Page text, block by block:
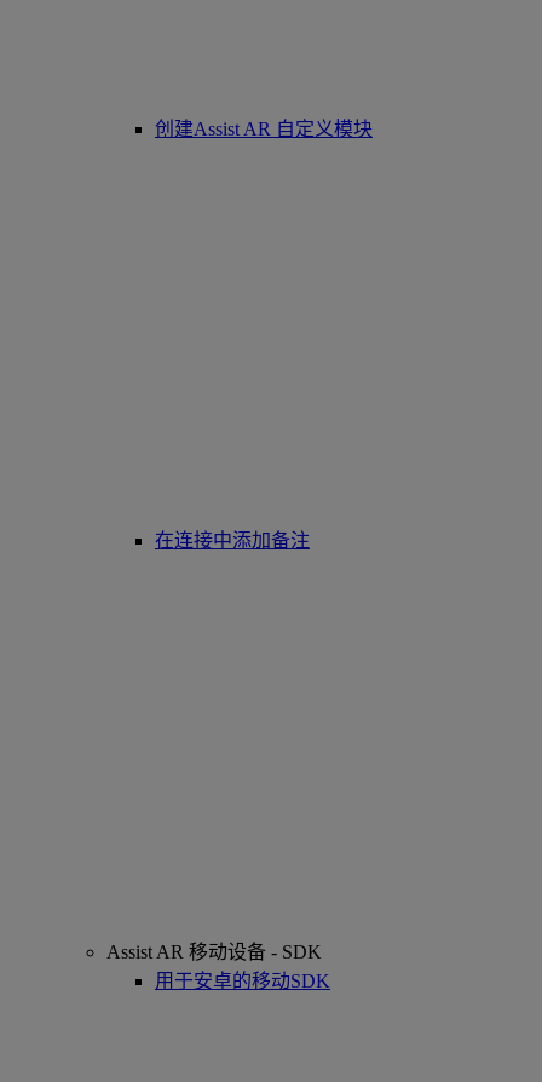
创建Assist AR 自定义模块
在连接中添加备注
Assist AR 移动设备 - SDK
用于安卓的移动SDK